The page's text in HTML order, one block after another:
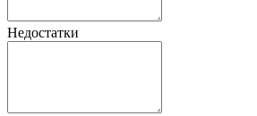
Недостатки